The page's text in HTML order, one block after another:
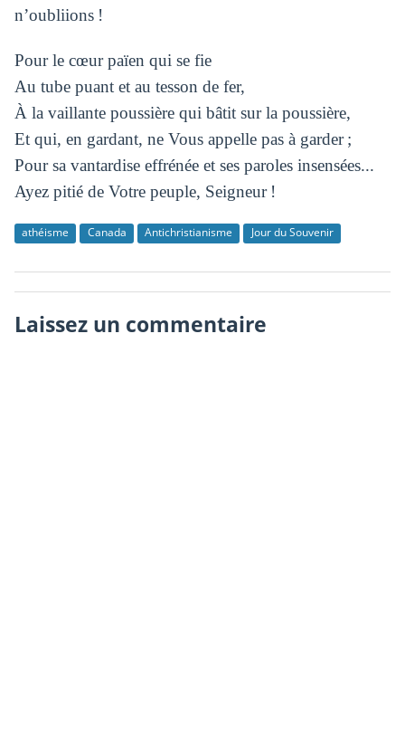
n’oubliions !
Pour le cœur païen qui se fie
Au tube puant et au tesson de fer,
À la vaillante poussière qui bâtit sur la poussière,
Et qui, en gardant, ne Vous appelle pas à garder ;
Pour sa vantardise effrénée et ses paroles insensées...
Ayez pitié de Votre peuple, Seigneur !
athéisme Canada Antichristianisme Jour du Souvenir
Laissez un commentaire